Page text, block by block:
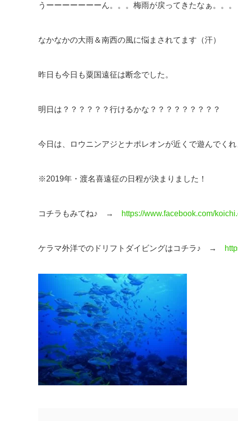
うーーーーーーーん。。。梅雨が戻ってきたなぁ。。。
なかなかの大雨＆南西の風に悩まされてます（汗）
昨日も今日も粟国遠征は断念でした。
明日は？？？？？？行けるかな？？？？？？？？？
今日は、ロウニンアジとナポレオンが近くで遊んでくれ
※2019年・渡名喜遠征の日程が決まりました！
コチラもみてね♪ → https://www.facebook.com/
ケラマ外洋でのドリフトダイビングはコチラ♪ →